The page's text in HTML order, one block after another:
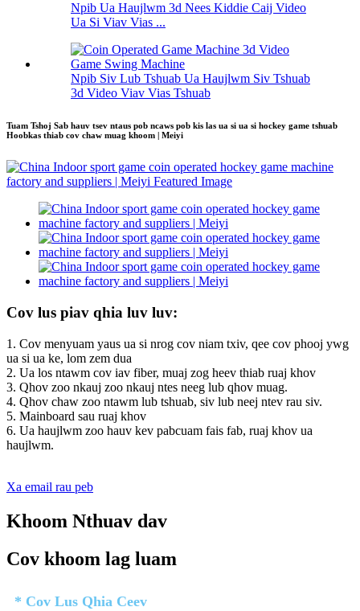
Npib Ua Haujlwm 3d Nees Kiddie Caij Video
Ua Si Viav Vias ...
Npib Siv Lub Tshuab Ua Haujlwm Siv Tshuab
3d Video Viav Vias Tshuab
Tuam Tshoj Sab hauv tsev ntaus pob ncaws pob kis las ua si ua si hockey game tshuab
Hoobkas thiab cov chaw muag khoom | Meiyi
Cov lus piav qhia luv luv:
1. Cov menyuam yaus ua si nrog cov niam txiv, qee cov phooj ywg
ua si ua ke, lom zem dua
2. Ua los ntawm cov iav fiber, muaj zog heev thiab ruaj khov
3. Qhov zoo nkauj zoo nkauj ntes neeg lub qhov muag.
4. Qhov chaw zoo ntawm lub tshuab, siv lub neej ntev rau siv.
5. Mainboard sau ruaj khov
6. Ua haujlwm zoo hauv kev pabcuam fais fab, ruaj khov ua
haujlwm.
Xa email rau peb
Khoom Nthuav dav
Cov khoom lag luam
* Cov Lus Qhia Ceev